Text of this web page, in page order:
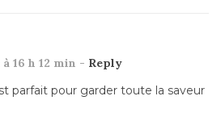
16 h 12 min - Reply
parfait pour garder toute la saveur